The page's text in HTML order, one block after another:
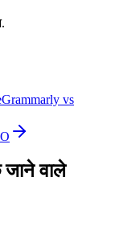
Grammarly vs
वाले